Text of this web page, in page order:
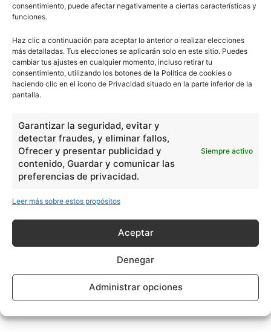
consentimiento, puede afectar negativamente a ciertas características y
funciones.
Haz clic a continuación para aceptar lo anterior o realizar elecciones
más detalladas. Tus elecciones se aplicarán solo en este sitio. Puedes
cambiar tus ajustes en cualquier momento, incluso retirar tu
consentimiento, utilizando los botones de la Política de cookies o
haciendo clic en el icono de Privacidad situado en la parte inferior de la
pantalla.
Garantizar la seguridad, evitar y
detectar fraudes, y eliminar fallos,
Ofrecer y presentar publicidad y
contenido, Guardar y comunicar las
preferencias de privacidad.
Siempre activo
Leer más sobre estos propósitos
Aceptar
Denegar
Administrar opciones